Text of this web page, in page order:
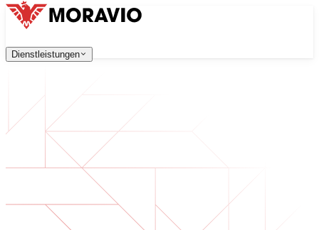
Dienstleistungen
Softwareentwicklung
Webanwendungen, die skalierbar, sicher und
Digitale Transformation
Digitalisieren Sie Ihr Unternehmen. Bereiten Sie sich auf
KI-Softwareentwicklung
Maßgeschneiderte KI-Tools, integriert in Ihre Prozesse.
Alle Dienstleistungen→
English
Kontaktieren Sie uns